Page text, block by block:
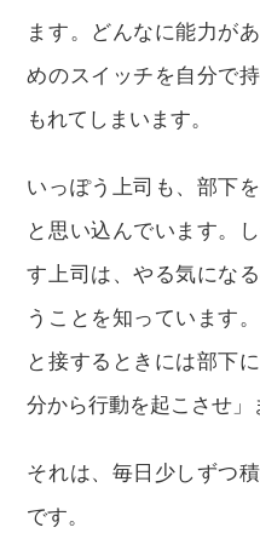
ます。どんなに能力が
めのスイッチを自分で
もれてしまいます。
いっぽう上司も、部下
と思い込んでいます。
す上司は、やる気にな
うことを知っています
と接するときには部下
分から行動を起こさせ」
それは、毎日少しずつ
です。